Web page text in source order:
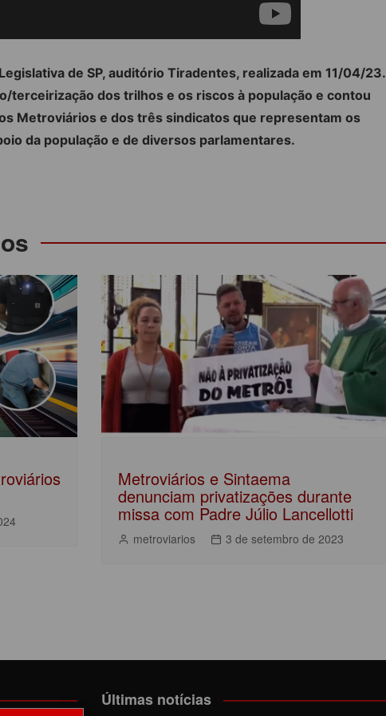
de SP, auditório Tiradentes, realizada em 11/04/23.
terceirização dos trilhos e os riscos à população e contou
Metroviários e dos três sindicatos que representam os
da população e de diversos parlamentares.
Metroviários e Sintaema
denunciam privatizações durante
missa com Padre Júlio Lancellotti
metroviarios 3 de setembro de 2023
Últimas notícias